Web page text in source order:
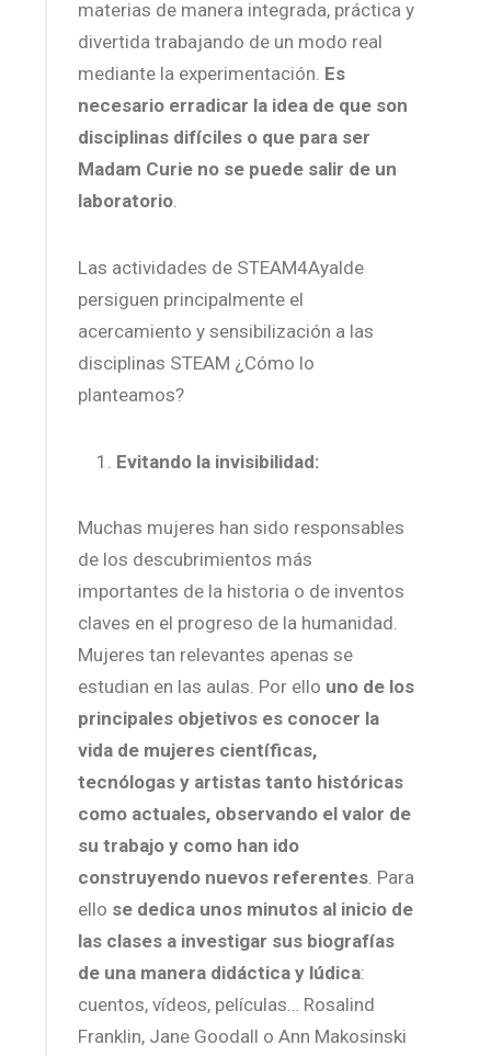
materias de manera integrada, práctica y
divertida trabajando de un modo real
mediante la experimentación. Es
necesario erradicar la idea de que son
disciplinas difíciles o que para ser
Madam Curie no se puede salir de un
laboratorio.
Las actividades de STEAM4Ayalde
persiguen principalmente el
acercamiento y sensibilización a las
disciplinas STEAM ¿Cómo lo
planteamos?
Evitando la invisibilidad:
Muchas mujeres han sido responsables
de los descubrimientos más
importantes de la historia o de inventos
claves en el progreso de la humanidad.
Mujeres tan relevantes apenas se
estudian en las aulas. Por ello uno de los
principales objetivos es conocer la
vida de mujeres científicas,
tecnólogas y artistas tanto históricas
como actuales, observando el valor de
su trabajo y como han ido
construyendo nuevos referentes. Para
ello se dedica unos minutos al inicio de
las clases a investigar sus biografías
de una manera didáctica y lúdica:
cuentos, vídeos, películas… Rosalind
Franklin, Jane Goodall o Ann Makosinski